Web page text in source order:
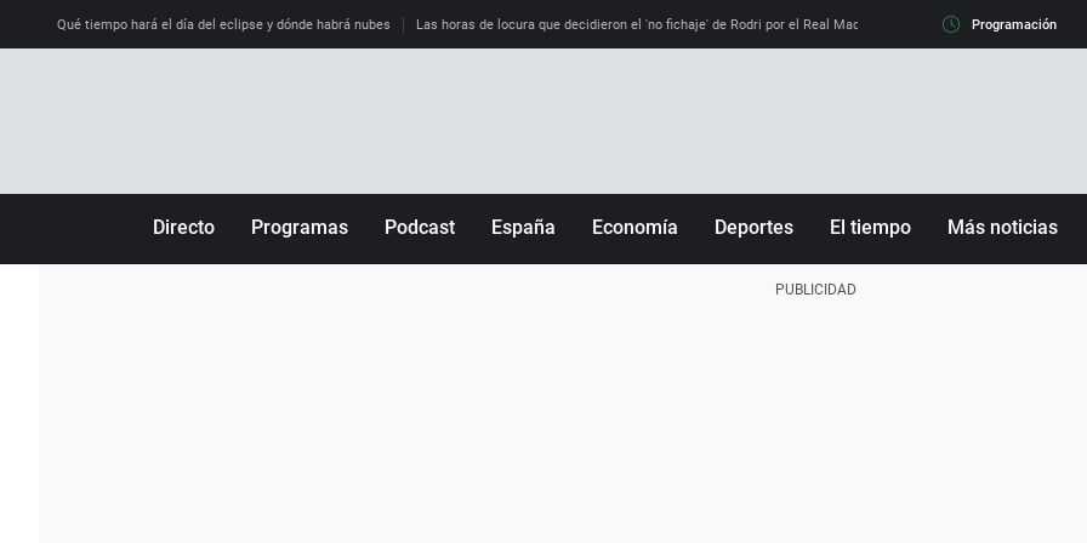
Qué tiempo hará el día del eclipse y dónde habrá nubes Las horas de locura que decidieron el 'no fichaje' de Rodri por el Real Madrid y su 'sí' al Barça La llamada
Programación
Directo Programas Podcast España Economía Deportes El tiempo Más noticias